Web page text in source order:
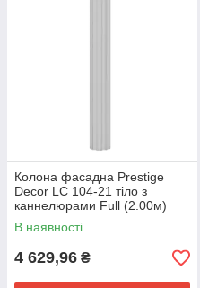
Колона фасадна Prestige
Decor LC 104-21 тіло з
каннелюрами Full (2.00м)
В наявності
4 629,96 ₴